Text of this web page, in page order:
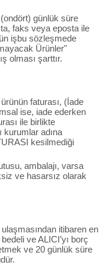
(ondört) günlük süre
faks veya eposta ile
işbu sözleşmede
Ürünler"
olması şarttır.
faturası, (İade
ise, iade ederken
ile birlikte
kurumlar adına
kesilmediği
ambalajı, varsa
ve hasarsız olarak
itibaren en
ve ALICI’yı borç
ve 20 günlük süre